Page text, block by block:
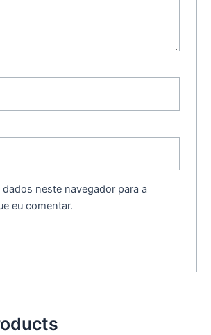
dados neste navegador para a
eu comentar.